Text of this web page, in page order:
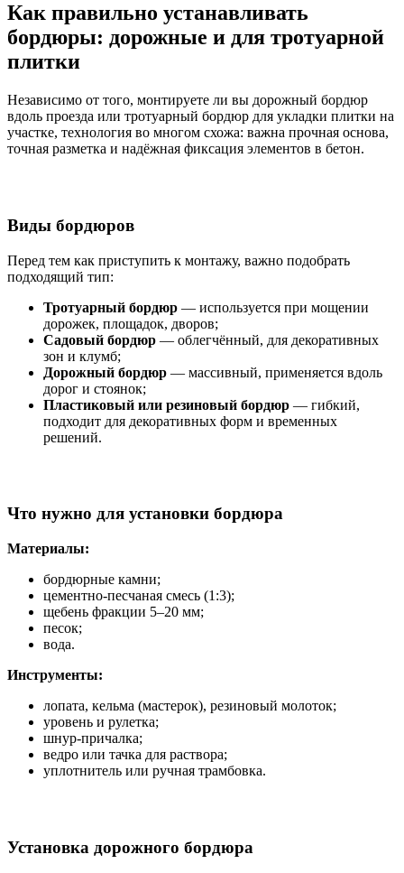
Как правильно устанавливать
бордюры: дорожные и для тротуарной
плитки
Независимо от того, монтируете ли вы дорожный бордюр
вдоль проезда или тротуарный бордюр для укладки плитки на
участке, технология во многом схожа: важна прочная основа,
точная разметка и надёжная фиксация элементов в бетон.
Виды бордюров
Перед тем как приступить к монтажу, важно подобрать
подходящий тип:
Тротуарный бордюр — используется при мощении
дорожек, площадок, дворов;
Садовый бордюр — облегчённый, для декоративных
зон и клумб;
Дорожный бордюр — массивный, применяется вдоль
дорог и стоянок;
Пластиковый или резиновый бордюр — гибкий,
подходит для декоративных форм и временных
решений.
Что нужно для установки бордюра
Материалы:
бордюрные камни;
цементно-песчаная смесь (1:3);
щебень фракции 5–20 мм;
песок;
вода.
Инструменты:
лопата, кельма (мастерок), резиновый молоток;
уровень и рулетка;
шнур-причалка;
ведро или тачка для раствора;
уплотнитель или ручная трамбовка.
Установка дорожного бордюра